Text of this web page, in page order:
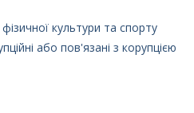
культури та спорту
або пов'язані з корупцією